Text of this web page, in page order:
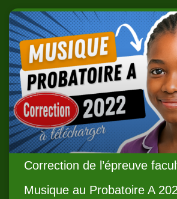
Correction de l’épreuve
Musique au Probatoire A